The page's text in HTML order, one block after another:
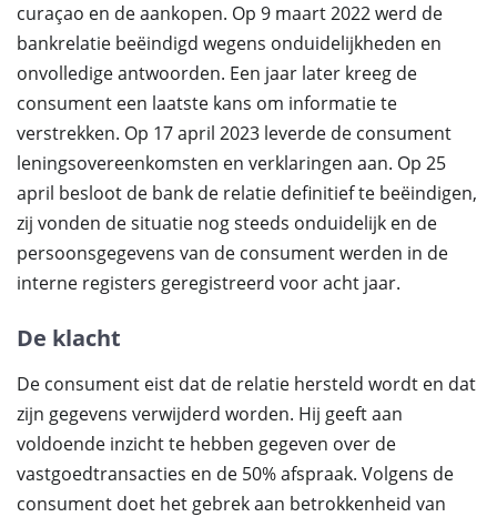
curaçao en de aankopen. Op 9 maart 2022 werd de
bankrelatie beëindigd wegens onduidelijkheden en
onvolledige antwoorden. Een jaar later kreeg de
consument een laatste kans om informatie te
verstrekken. Op 17 april 2023 leverde de consument
leningsovereenkomsten en verklaringen aan. Op 25
april besloot de bank de relatie definitief te beëindigen,
zij vonden de situatie nog steeds onduidelijk en de
persoonsgegevens van de consument werden in de
interne registers geregistreerd voor acht jaar.
De klacht
De consument eist dat de relatie hersteld wordt en dat
zijn gegevens verwijderd worden. Hij geeft aan
voldoende inzicht te hebben gegeven over de
vastgoedtransacties en de 50% afspraak. Volgens de
consument doet het gebrek aan betrokkenheid van